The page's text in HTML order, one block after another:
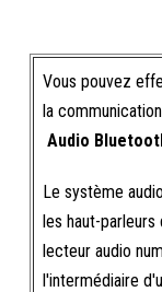
Vous pouvez
la
Audio
Le système
les haut-parleurs
lecteur audio
l'intermédiaire